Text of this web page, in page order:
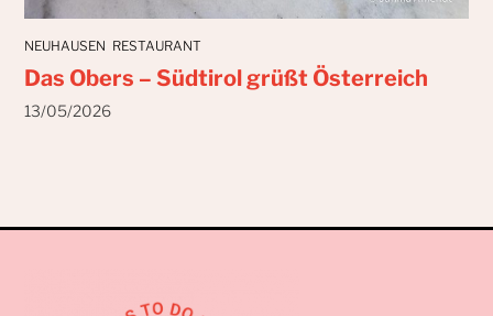
NEUHAUSEN RESTAURANT
Das Obers – Südtirol grüßt Österreich
13/05/2026